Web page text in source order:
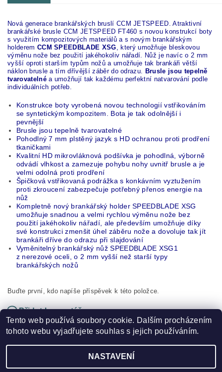
Nová generace brankářských bruslí CCM JETSPEED.Atraktivní
brankářské brusle CCM JETSPEED FT460 s novou konstrukcí boty
s využitím kompozitových materiálů a s novým brankářským
holderem CCM SPEEDBLADE XSG, který umožňuje bleskovou
výměnu nože bez použití jakéhokoliv nářadí. Nůž je navíc o 2 mm
vyšší oproti starším typům nožů a umožňuje tak brankáři větší
náklon brusle a tím dřívější záběr do odrazu. Brusle jsou tepelně
tvarovatelnéa umožňují tak každému perfektní natvarování podle
individuálních potřeb.
Konstrukce boty vyrobená novou technologií vstřikováním
se syntetickým kompozitem. Bota je tak odolnější i
pevnější
Brusle jsou tepelně tvarovatelné
Pohodlný 7 mm plstěný jazyk s HD ochranou proti prodření
tkaničkami
Kvalitní HD mikrovláknová podšívka je pohodlná, výborně
odvádí vlhkost a zamezuje pohybu nohy uvnitř brusle a je
velmi odolná proti prodření
Špičková vstřikovaná podrážka s konkávním vyztužením
proti zkroucení zabezpečuje potřebný přenos energie na
nůž
Kompletně nový brankářský holder SPEEDBLADE XSG
umožňuje snadnou a velmi rychlou výměnu nože bez
použití jakéhokoliv nářadí, ale především umožňuje díky
své konstrukci zmenšit úhel záběru nože a dovoluje tak jít
brankáři dříve do odrazu při slajdování
Vyměnitelný brankářský nůž SPEEDBLADE XSG1
z nerezové oceli, o 2 mm vyšší než starší typy
brankářských nožů
Buďte první, kdo napíše příspěvek k této položce.
Přidat komentář
2026 ©HOKEJSPORT.CZ, všechna práva vyhrazena
Tento web používá soubory cookie. Dalším procházením
tohoto webu vyjadřujete souhlas s jejich používáním.
NASTAVENÍ